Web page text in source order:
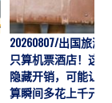
20260807/出国旅游
只算机票酒店！这7
隐藏开销，可能让预
算瞬间多花上千元